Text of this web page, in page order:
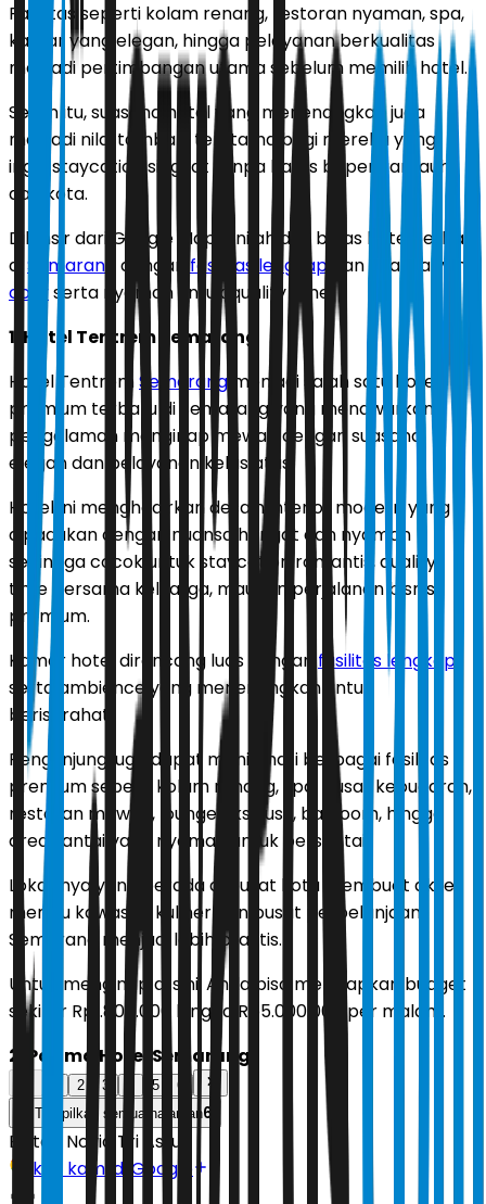
Fasilitas seperti kolam renang, restoran nyaman, spa,
kamar yang elegan, hingga pelayanan berkualitas
menjadi pertimbangan utama sebelum memilih hotel.
Selain itu, suasana hotel yang menenangkan juga
menjadi nilai tambah, terutama bagi mereka yang
ingin staycation singkat tanpa harus bepergian jauh
dari kota.
Dilansir dari Google Maps, inilah dua belas hotel terbaik
di Semarang dengan fasilitas lengkap dan nuansa yang
cozyserta nyaman untuk quality time.
1. Hotel Tentrem Semarang
Hotel TentremSemarang menjadi salah satu hotel
premium terbaru di Semarang yang menawarkan
pengalaman menginap mewah dengan suasana
elegan dan pelayanan kelas atas.
Hotel ini menghadirkan desain interior modern yang
dipadukan dengan nuansa hangat dan nyaman
sehingga cocok untuk staycation romantis, quality
time bersama keluarga, maupun perjalanan bisnis
premium.
Kamar hotel dirancang luas denganfasilitas lengkap
serta ambience yang menenangkan untuk
beristirahat.
Pengunjung juga dapat menikmati berbagai fasilitas
premium seperti kolam renang, spa, pusat kebugaran,
restoran mewah, lounge eksklusif, ballroom, hingga
area santai yang nyaman untuk bersantai.
Lokasinya yang berada di pusat kota membuat akses
menuju kawasan kuliner dan pusat perbelanjaan
Semarang menjadi lebih praktis.
Untuk menginap di sini, Anda bisa menyiapkan budget
sekitar Rp1.800.000 hingga Rp5.000.000 per malam.
2. Padma Hotel Semarang
2 3 5
6
Tampilkan semua halaman6
Editor: Novia Tri Astuti
Ikuti kami di Google